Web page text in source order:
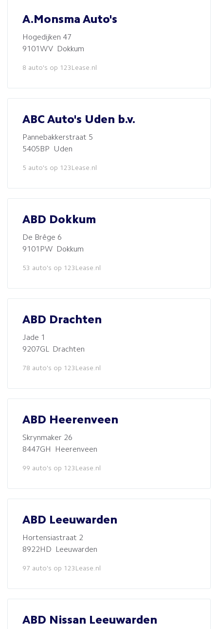
A.Monsma Auto's
Hogedijken 47
9101WV Dokkum
8 auto's op 123Lease.nl
ABC Auto's Uden b.v.
Pannebakkerstraat 5
5405BP Uden
5 auto's op 123Lease.nl
ABD Dokkum
De Brêge 6
9101PW Dokkum
53 auto's op 123Lease.nl
ABD Drachten
Jade 1
9207GL Drachten
78 auto's op 123Lease.nl
ABD Heerenveen
Skrynmaker 26
8447GH Heerenveen
99 auto's op 123Lease.nl
ABD Leeuwarden
Hortensiastraat 2
8922HD Leeuwarden
97 auto's op 123Lease.nl
ABD Nissan Leeuwarden